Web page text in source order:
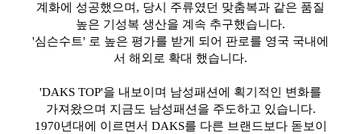
계화에 성공했으며, 당시 주류였던 맞춤복과 같은 품질
높은 기성복 생산을 계속 추구했습니다.
'심슨수트' 로 높은 평가를 받게 되어 판로를 영국 국내에
서 해외로 확대 했습니다.
'DAKS TOP'을 내보이며 남성패션에 획기적인 변화를
가져왔으며 지금도 남성패션을 주도하고 있습니다.
1970년대에 이르면서 DAKS를 다른 브랜드보다 돋보이